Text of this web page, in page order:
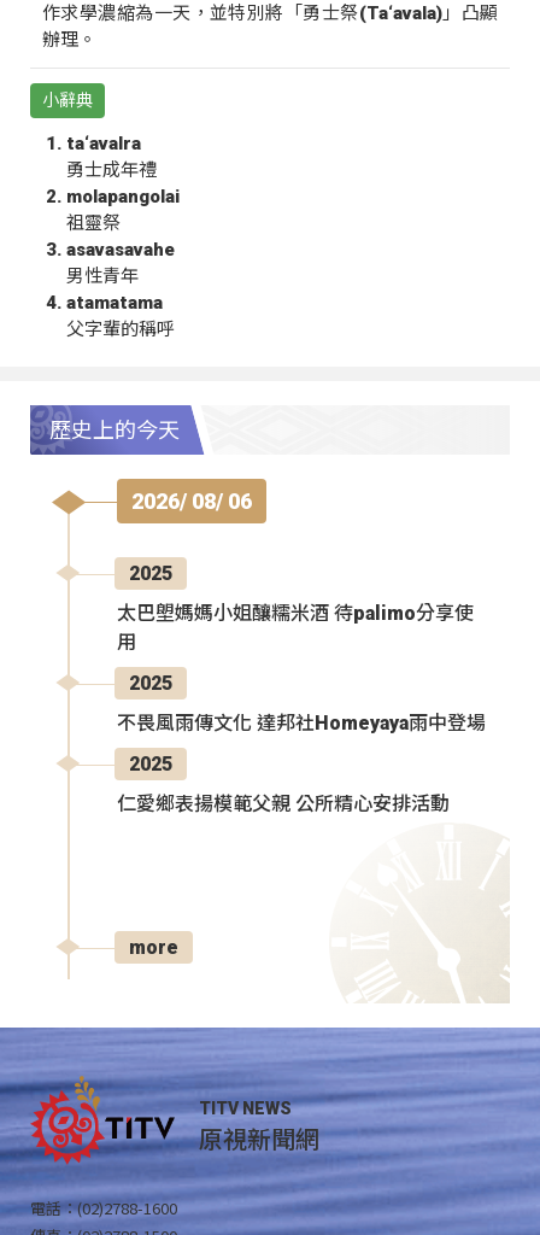
作求學濃縮為一天，並特別將「勇士祭(Ta‘avala)」凸顯
辦理。
小辭典
ta‘avalra
勇士成年禮
molapangolai
祖靈祭
asavasavahe
男性青年
atamatama
父字輩的稱呼
歷史上的今天
2026/ 08/ 06
2025
太巴塱媽媽小姐釀糯米酒 待palimo分享使
用
2025
不畏風雨傳文化 達邦社Homeyaya雨中登場
2025
仁愛鄉表揚模範父親 公所精心安排活動
more
TITV NEWS
原視新聞網
電話：(02)2788-1600